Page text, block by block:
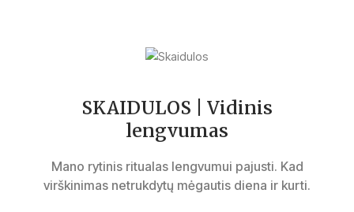
SKAIDULOS | Vidinis
lengvumas
Mano rytinis ritualas lengvumui pajusti. Kad
virškinimas netrukdytų mėgautis diena ir kurti.